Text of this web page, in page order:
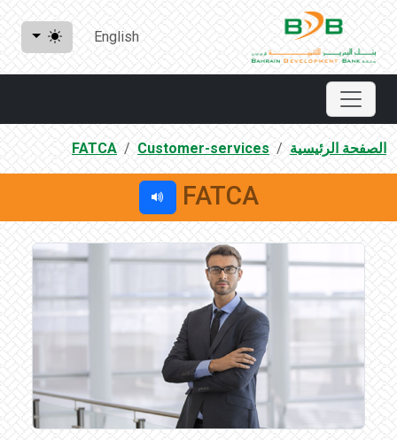
English
الصفحة الرئيسية Customer-services
FATCA
FATCA